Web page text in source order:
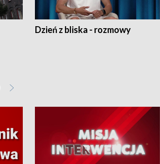
Dzień z bliska - rozmowy